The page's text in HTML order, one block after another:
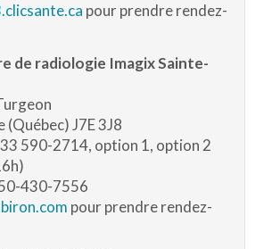
pour prendre rendez-
de radiologie Imagix Sainte-
(Québec) J7E 3J8
590-2714, option 1, option 2
430-7556
pour prendre rendez-